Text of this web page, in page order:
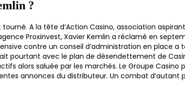
?
tourné. A la tête d’Action Casino, association
Proxinvest, Xavier Kemlin a réclamé en
contre un conseil d’administration en place
pourtant avec le plan de désendettement de
alors saluée par les marchés. Le Groupe
annonces du distributeur. Un combat d’autant